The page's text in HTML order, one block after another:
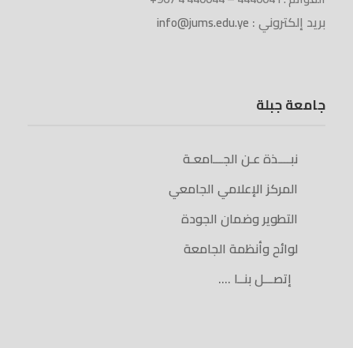
بريد إلكتروني : info@jums.edu.ye
جامعة جبلة
نبــــذة عـن الجـــامعـة
المركز الإعلامي الجامعي
التطوير وضمان الجودة
لوائح وأنظمة الجامعة
إتصـــل بنــا ….